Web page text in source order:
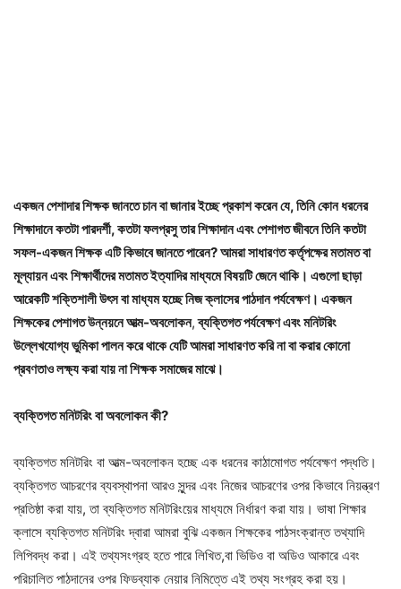
একজন পেশাদার শিক্ষক জানতে চান বা জানার ইচ্ছে প্রকাশ করেন যে, তিনি কোন ধরনের
শিক্ষাদানে কতটা পারদর্শী, কতটা ফলপ্রসু তার শিক্ষাদান এবং পেশাগত জীবনে তিনি কতটা
সফল-একজন শিক্ষক এটি কিভাবে জানতে পারেন? আমরা সাধারণত কর্তৃপক্ষের মতামত বা
মূল্যায়ন এবং শিক্ষার্থীদের মতামত ইত্যাদির মাধ্যমে বিষয়টি জেনে থাকি। এগুলো ছাড়া
আরেকটি শক্তিশালী উৎস বা মাধ্যম হচ্ছে নিজ ক্লাসের পাঠদান পর্যবেক্ষণ। একজন
শিক্ষকের পেশাগত উন্নয়নে আত্ম-অবলোকন,ব্যক্তিগত পর্যবেক্ষণ এবং মনিটরিং
উল্লেখযোগ্য ভুমিকা পালন করে থাকে যেটি আমরা সাধারণত করি না বা করার কোনো
প্রবণতাও লক্ষ্য করা যায় না শিক্ষক সমাজের মাঝে।
ব্যক্তিগত মনিটরিং বা অবলোকন কী?
ব্যক্তিগত মনিটরিং বা আত্ম-অবলোকন হচ্ছে এক ধরনের কাঠামোগত পর্যবেক্ষণ পদ্ধতি।
ব্যক্তিগত আচরণের ব্যবস্থাপনা আরও সুন্দর এবং নিজের আচরণের ওপর কিভাবে নিয়ন্ত্রণ
প্রতিষ্ঠা করা যায়, তা ব্যক্তিগত মনিটরিংয়ের মাধ্যমে নির্ধারণ করা যায়। ভাষা শিক্ষার
ক্লাসে ব্যক্তিগত মনিটরিং দ্বারা আমরা বুঝি একজন শিক্ষকের পাঠসংক্রান্ত তথ্যাদি
লিপিবদ্ধ করা। এই তথ্যসংগ্রহ হতে পারে লিখিত,বা ভিডিও বা অডিও আকারে এবং
পরিচালিত পাঠদানের ওপর ফিডব্যাক নেয়ার নিমিত্তে এই তথ্য সংগ্রহ করা হয়।